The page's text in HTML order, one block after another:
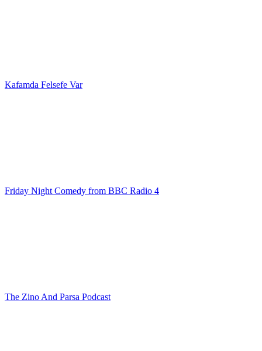
Kafamda Felsefe Var
Friday Night Comedy from BBC Radio 4
The Zino And Parsa Podcast